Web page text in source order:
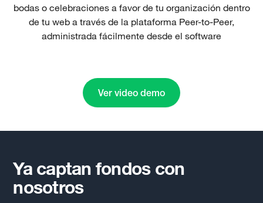
bodas o celebraciones a favor de tu organización dentro
de tu web a través de la plataforma Peer-to-Peer,
administrada fácilmente desde el software
Ver video demo
Ya captan fondos con
nosotros